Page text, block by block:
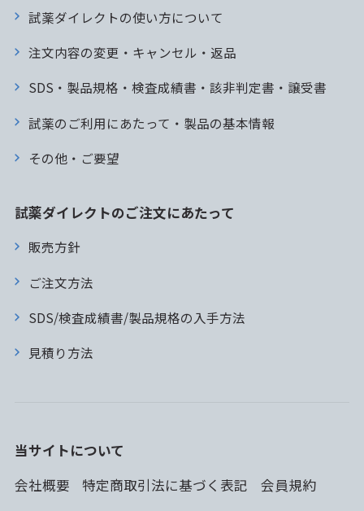
試薬ダイレクトの使い方について
注文内容の変更・キャンセル・返品
SDS・製品規格・検査成績書・該非判定書・譲受書
試薬のご利用にあたって・製品の基本情報
その他・ご要望
試薬ダイレクトのご注文にあたって
販売方針
ご注文方法
SDS/検査成績書/製品規格の入手方法
見積り方法
当サイトについて
会社概要
特定商取引法に基づく表記
会員規約